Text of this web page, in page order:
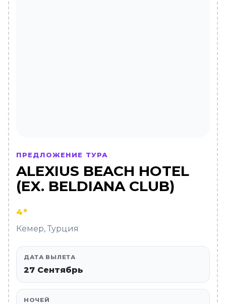
ПРЕДЛОЖЕНИЕ ТУРА
ALEXIUS BEACH HOTEL
(EX. BELDIANA CLUB)
4*
Кемер, Турция
ДАТА ВЫЛЕТА
27 Сентябрь
НОЧЕЙ